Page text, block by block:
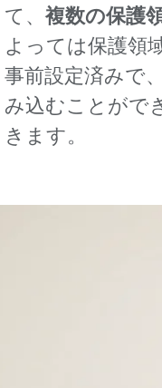
て、 複数の保護
よっては保護領
事前設定済みで
み込むことがで
きます。